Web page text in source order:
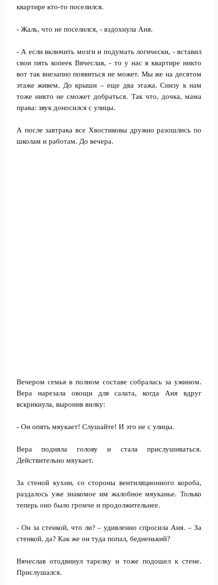
квартире кто-то поселился.
- Жаль, что не поселился, - вздохнула Аня.
- А если включить мозги и подумать логически, - вставил
свои пять копеек Вячеслав, - то у нас в квартире никто
вот так внезапно появиться не может. Мы же на десятом
этаже живем. До крыши – еще два этажа. Снизу к нам
тоже никто не сможет добраться. Так что, дочка, мама
права: звук доносился с улицы.
А после завтрака все Хвостиковы дружно разошлись по
школам и работам. До вечера.
Вечером семья в полном составе собралась за ужином.
Вера нарезала овощи для салата, когда Аня вдруг
вскрикнула, выронив вилку:
- Он опять мяукает! Слушайте! И это не с улицы.
Вера подняла голову и стала прислушиваться.
Действительно мяукает.
За стеной кухни, со стороны вентиляционного короба,
раздалось уже знакомое им жалобное мяуканье. Только
теперь оно было громче и продолжительнее.
- Он за стенкой, что ли? – удивленно спросила Аня. – За
стенкой, да? Как же он туда попал, бедненький?
Вячеслав отодвинул тарелку и тоже подошел к стене.
Прислушался.